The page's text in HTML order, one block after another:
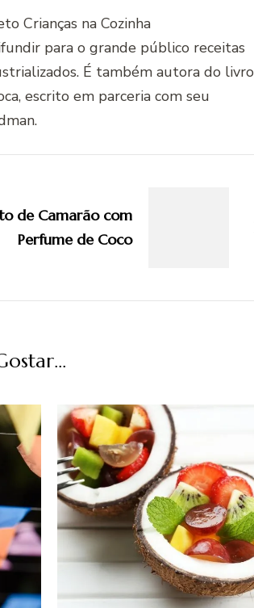
Crianças na Cozinha
para o grande público receitas
É também autora do livro
escrito em parceria com seu
de Camarão com
Perfume de Coco